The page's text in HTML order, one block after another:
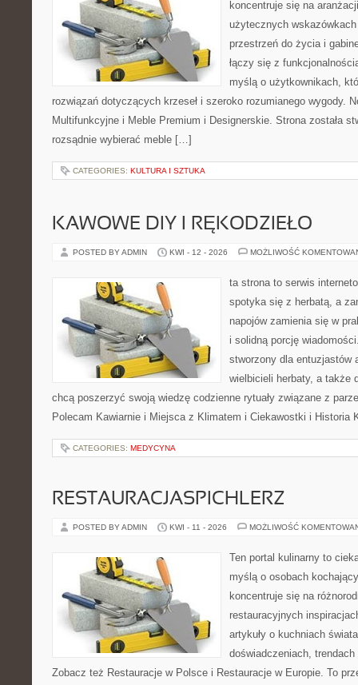
koncentruje się na
użytecznych
przestrzeń do życia i
łączy się z
myślą o użytkownikach,
rozwiązań dotyczących krzeseł i szeroko rozumianego wygody.
Multifunkcyjne i Meble Premium i Designerskie. Strona została
rozsądnie wybierać meble […]
CATEGORIES: KULTURA I SZTUKA
KAWOWE DIY I RĘKODZIEŁO
POSTED BY ADMIN KWI - 12 - 2026 MOŻLIWOŚĆ
ta strona to serwis
spotyka się z herbatą, a
napojów zamienia się w
i solidną porcję
stworzony dla entuzjastów
wielbicieli herbaty, a także
chcą poszerzyć swoją wiedzę codzienne rytuały związane z
Polecam Kawiarnie i Miejsca z Klimatem i Ciekawostki i Historia
CATEGORIES: MEDYCYNA
RESTAURACJASPICHLERZ
POSTED BY ADMIN KWI - 11 - 2026 MOŻLIWOŚĆ
Ten portal kulinarny to
myślą o osobach
koncentruje się na
restauracyjnych
artykuły o kuchniach
doświadczeniach,
Zobacz też Restauracje w Polsce i Restauracje w Europie. To